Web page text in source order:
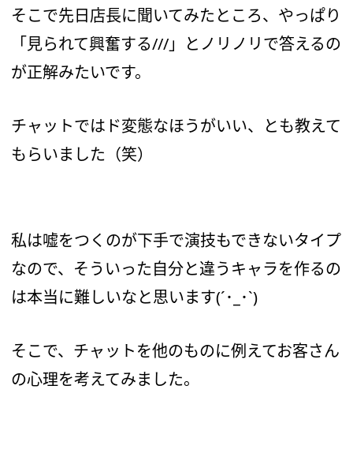
そこで先日店長に聞いてみたところ、やっぱり
「見られて興奮する///」とノリノリで答えるの
が正解みたいです。
チャットではド変態なほうがいい、とも教えて
もらいました（笑）
私は嘘をつくのが下手で演技もできないタイプ
なので、そういった自分と違うキャラを作るの
は本当に難しいなと思います(´･_･`)
そこで、チャットを他のものに例えてお客さん
の心理を考えてみました。